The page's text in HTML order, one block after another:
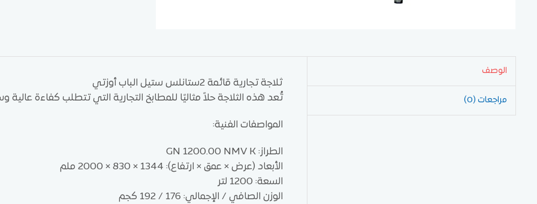
الوصف
مراجعات (0)
ثلاجة تجارية قائمة 2ستانلس ستيل الباب أوزتي
تُعد هذه الثلاجة حلاً مثاليًا للمطابخ التجارية التي تتطلب كفاءة عالية
المواصفات الفنية:
الطراز: GN 1200.00 NMV K
الأبعاد (عرض × عمق × ارتفاع): 1344 × 830 × 2000 ملم
السعة: 1200 لتر
الوزن الصافي / الإجمالي: 176 / 192 كجم